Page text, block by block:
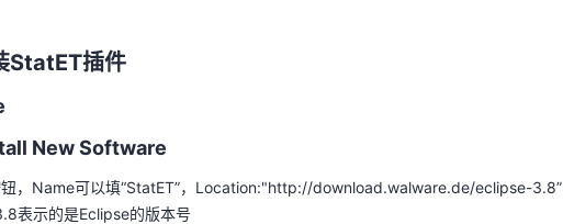
StatET插件
New Software
，Name可以填“StatET”，Location:"http://download.walware.de/eclipse-3.8”
的是Eclipse的版本号